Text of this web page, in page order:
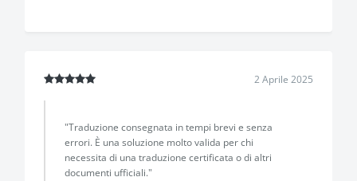
2 Aprile 2025
"Traduzione consegnata in tempi brevi e senza
errori. È una soluzione molto valida per chi
necessita di una traduzione certificata o di altri
documenti ufficiali."